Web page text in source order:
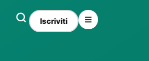
Iscriviti